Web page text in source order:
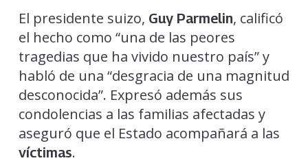
El presidente suizo, Guy Parmelin, calificó
el hecho como “una de las peores
tragedias que ha vivido nuestro país” y
habló de una “desgracia de una magnitud
desconocida”. Expresó además sus
condolencias a las familias afectadas y
aseguró que el Estado acompañará a las
víctimas.